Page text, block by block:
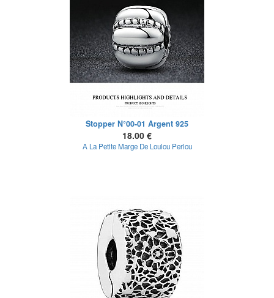
Stopper N°00-01 Argent 925
18.00 €
A La Petite Marge De Loulou Perlou